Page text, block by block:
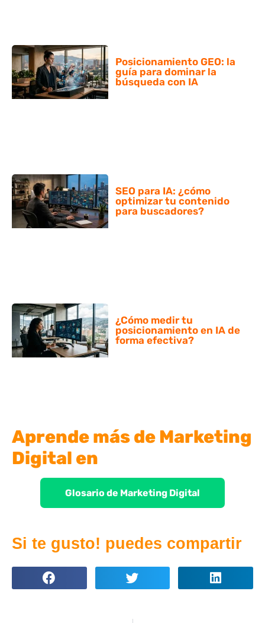
Posicionamiento GEO: la
guía para dominar la
búsqueda con IA
SEO para IA: ¿cómo
optimizar tu contenido
para buscadores?
¿Cómo medir tu
posicionamiento en IA de
forma efectiva?
Aprende más de Marketing
Digital en
Glosario de Marketing Digital
Si te gusto! puedes compartir